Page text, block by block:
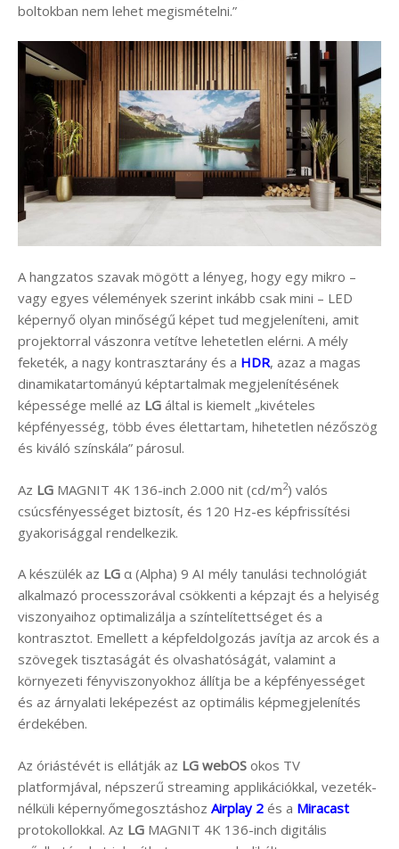
boltokban nem lehet megismételni.”
A hangzatos szavak mögött a lényeg, hogy egy mikro –
vagy egyes vélemények szerint inkább csak mini – LED
képernyő olyan minőségű képet tud megjeleníteni, amit
projektorral vászonra vetítve lehetetlen elérni. A mély
feketék, a nagy kontrasztarány és a HDR, azaz a magas
dinamikatartományú képtartalmak megjelenítésének
képessége mellé az LG által is kiemelt „kivételes
képfényesség, több éves élettartam, hihetetlen nézőszög
és kiváló színskála” párosul.
Az LG MAGNIT 4K 136-inch 2.000 nit (cd/m2) valós
csúcsfényességet biztosít, és 120 Hz-es képfrissítési
gyakorisággal rendelkezik.
A készülék az LG α (Alpha) 9 AI mély tanulási technológiát
alkalmazó processzorával csökkenti a képzajt és a helyiség
viszonyaihoz optimalizálja a színtelítettséget és a
kontrasztot. Emellett a képfeldolgozás javítja az arcok és a
szövegek tisztaságát és olvashatóságát, valamint a
környezeti fényviszonyokhoz állítja be a képfényességet
és az árnyalati leképezést az optimális képmegjelenítés
érdekében.
Az óriástévét is ellátják az LG webOS okos TV
platformjával, népszerű streaming applikációkkal, vezeték-
nélküli képernyőmegosztáshoz Airplay 2 és a Miracast
protokollokkal. Az LG MAGNIT 4K 136-inch digitális